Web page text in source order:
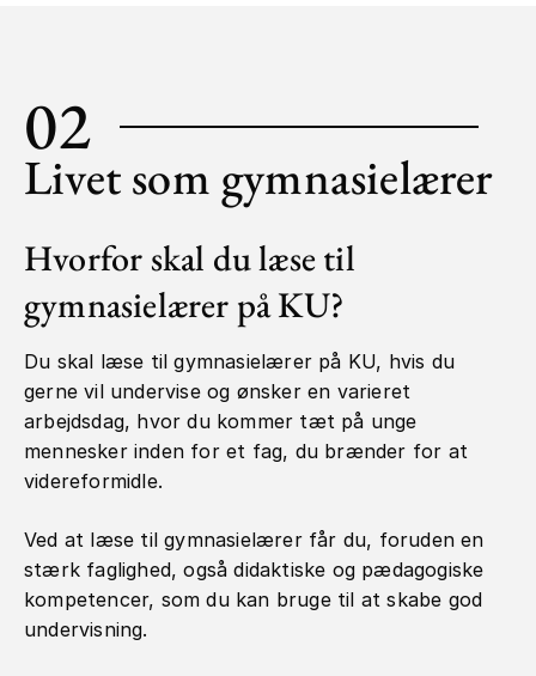
02
Livet som gymnasielærer
Hvorfor skal du læse til
gymnasielærer på KU?
Du skal læse til gymnasielærer på KU, hvis du
gerne vil undervise og ønsker en varieret
arbejdsdag, hvor du kommer tæt på unge
mennesker inden for et fag, du brænder for at
videreformidle.
Ved at læse til gymnasielærer får du, foruden en
stærk faglighed, også didaktiske og pædagogiske
kompetencer, som du kan bruge til at skabe god
undervisning.